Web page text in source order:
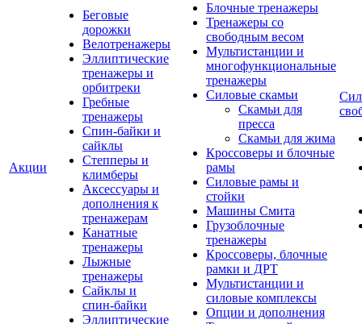
Акции
Беговые
дорожки
Велотренажеры
Эллиптические
тренажеры и
орбитреки
Гребные
тренажеры
Спин-байки и
сайклы
Степперы и
климберы
Аксессуары и
дополнения к
тренажерам
Канатные
тренажеры
Лыжные
тренажеры
Сайклы и
спин-байки
Эллиптические
Блочные тренажеры
Тренажеры со
свободным весом
Мультистанции и
многофункциональные
тренажеры
Силовые скамьи
Скамьи для
пресса
Скамьи для жима
Кроссоверы и блочные
рамы
Силовые рамы и
стойки
Машины Смита
Грузоблочные
тренажеры
Кроссоверы, блочные
рамки и ДРТ
Мультистанции и
силовые комплексы
Опции и дополнения